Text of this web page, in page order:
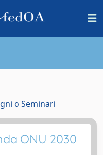
o Seminari
ONU 2030